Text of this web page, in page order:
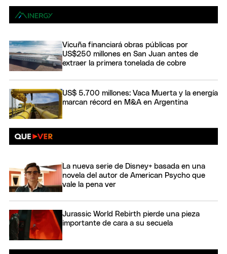
Vicuña financiará obras públicas por
US$250 millones en San Juan antes de
extraer la primera tonelada de cobre
US$ 5.700 millones: Vaca Muerta y la energía
marcan récord en M&A en Argentina
La nueva serie de Disney+ basada en una
novela del autor de American Psycho que
vale la pena ver
Jurassic World Rebirth pierde una pieza
importante de cara a su secuela